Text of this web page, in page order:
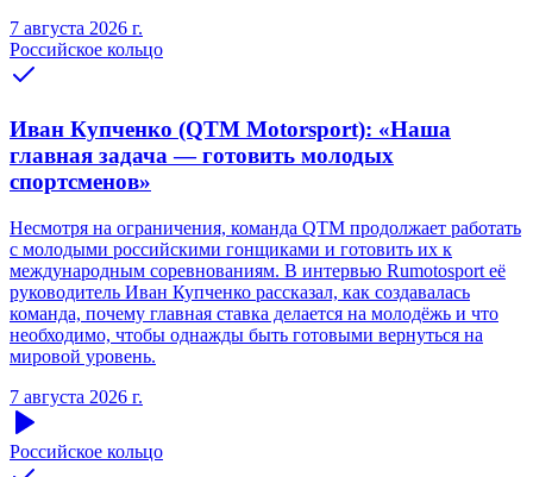
7 августа 2026 г.
Российское кольцо
Иван Купченко (QTM Motorsport): «Наша
главная задача — готовить молодых
спортсменов»
Несмотря на ограничения, команда QTM продолжает работать
с молодыми российскими гонщиками и готовить их к
международным соревнованиям. В интервью Rumotosport её
руководитель Иван Купченко рассказал, как создавалась
команда, почему главная ставка делается на молодёжь и что
необходимо, чтобы однажды быть готовыми вернуться на
мировой уровень.
7 августа 2026 г.
Российское кольцо